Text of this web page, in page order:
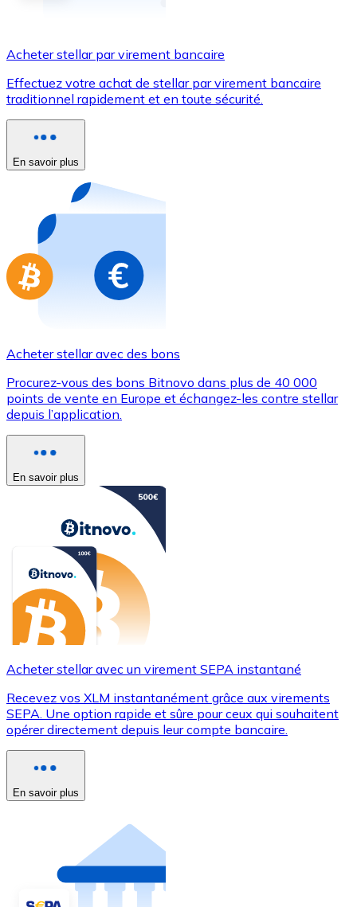
Utilisez les cartes Visa et Mastercard pour acheter
Acheter avec carte
Nouveau
Achetez des cartes-cadeaux de vos marques
Aller à la boutique de cartes-cadeaux
Acheter stellar par virement bancaire
Effectuez votre achat de stellar par virement bancaire
traditionnel rapidement et en toute sécurité.
En savoir plus
Acheter stellar avec des bons
Procurez-vous des bons Bitnovo dans plus de 40 000
points de vente en Europe et échangez-les contre stellar
depuis l’application.
En savoir plus
Acheter stellar avec un virement SEPA instantané
Recevez vos XLM instantanément grâce aux virements
SEPA. Une option rapide et sûre pour ceux qui souhaitent
opérer directement depuis leur compte bancaire.
En savoir plus